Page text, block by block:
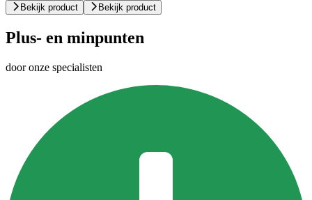
Bekijk product
Bekijk product
Plus- en minpunten
door onze specialisten